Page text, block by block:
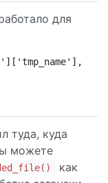
для
туда, куда
можете
как